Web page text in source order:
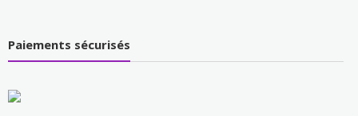
Paiements sécurisés